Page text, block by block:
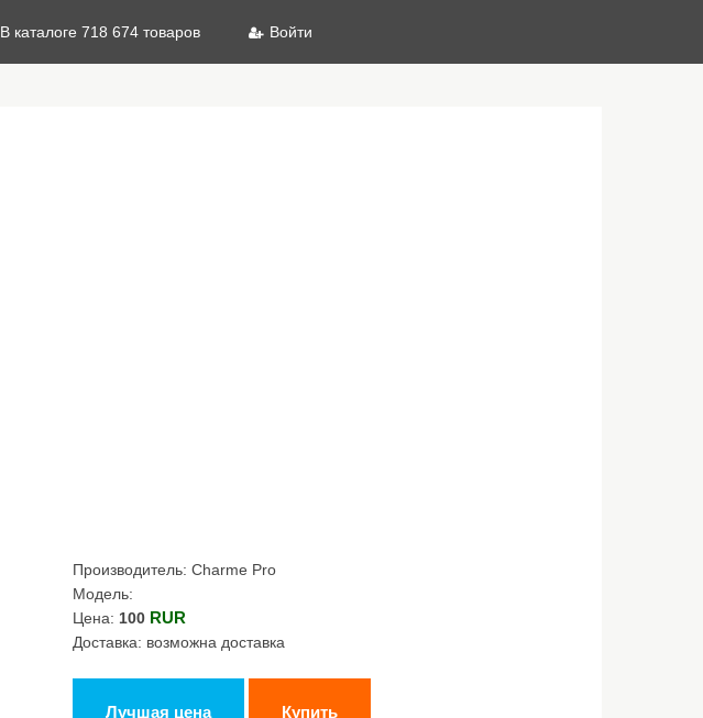
В каталоге 718 674 товаров Войти
Производитель: Charme Pro
Модель:
Цена: 100 RUR
Доставка: возможна доставка
Лучшая цена Купить